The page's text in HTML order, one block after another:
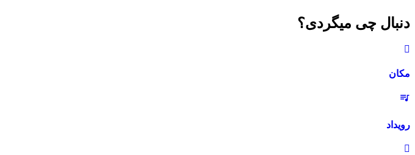
دنبال چی میگردی؟
مکان
رویداد